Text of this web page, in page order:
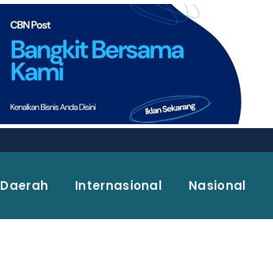
Daerah Internasional Nasional